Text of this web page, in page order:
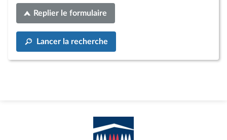
Replier le formulaire
Lancer la recherche